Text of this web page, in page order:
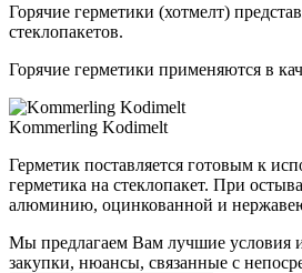
Горячие герметики (хотмелт)
стеклопакетов.
Горячие герметики применяются в
Kommerling Kodimelt
Герметик поставляется готовым к
герметика на стеклопакет. При
алюминию, оцинкованной и
Мы предлагаем Вам лучшие условия
закупки, нюансы, связанные с